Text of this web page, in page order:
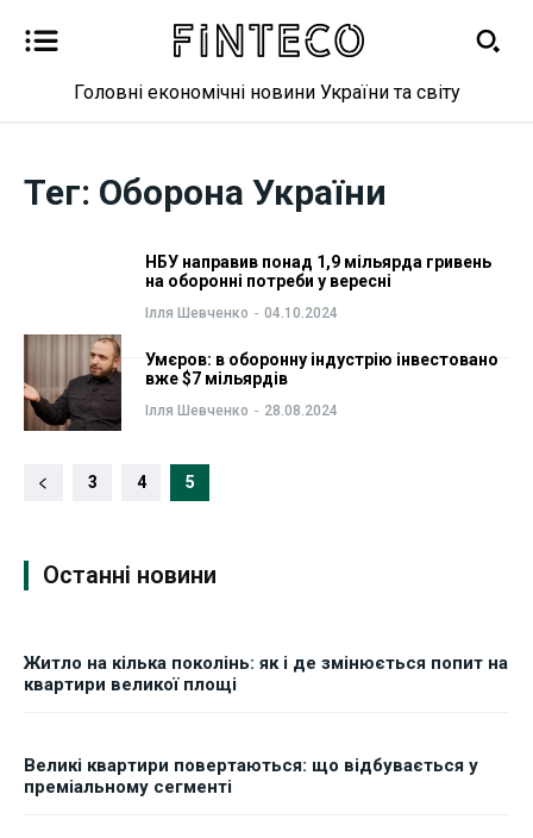
Бізнес
Фінанси
Валютний ринок
Криптовалюта
Робота і освіта
Публікації
Ми в соц. мережах
Бізнес
Фінанси
Валютний ринок
Криптовалюта
Робота і освіта
Публікації
Ми в соц. мережах
Головні економічні новини України та світу
Тег: Оборона України
НБУ направив понад 1,9 мільярда гривень
на оборонні потреби у вересні
Ілля Шевченко - 04.10.2024
Умєров: в оборонну індустрію інвестовано
вже $7 мільярдів
Ілля Шевченко - 28.08.2024
3 4 5
Останні новини
Житло на кілька поколінь: як і де змінюється попит на
квартири великої площі
Великі квартири повертаються: що відбувається у
преміальному сегменті